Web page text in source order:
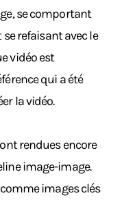
se comportant
refaisant avec le
vidéo est
qui a été
la vidéo.
rendues encore
image-image.
images clés